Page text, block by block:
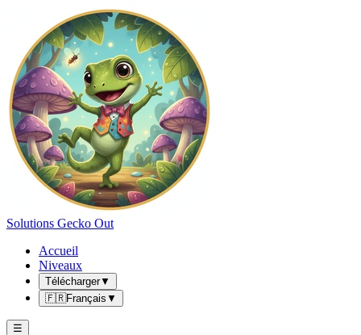
Solutions Gecko Out
Accueil
Niveaux
Télécharger▼
🇫🇷Français ▼
☰